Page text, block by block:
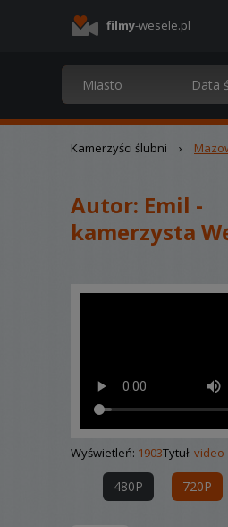
filmy-wesele.pl
Kamerzyści ślubni ›
Autor: Emil -
kamerzysta
Wyświetleń: 1903Tytuł: video
480P 720P